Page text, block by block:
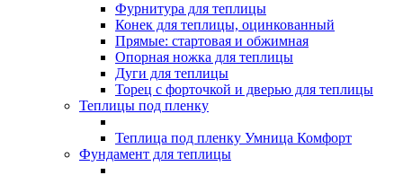
Фурнитура для теплицы
Конек для теплицы, оцинкованный
Прямые: стартовая и обжимная
Опорная ножка для теплицы
Дуги для теплицы
Торец с форточкой и дверью для теплицы
Теплицы под пленку
Теплица под пленку Умница Комфорт
Фундамент для теплицы